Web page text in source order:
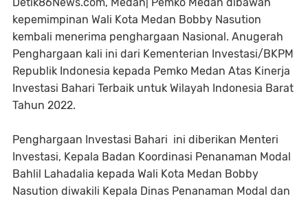
kepemimpinan Wali Kota Medan Bobby Nasution
kembali menerima penghargaan Nasional. Anugerah
Penghargaan kali ini dari Kementerian Investasi/BKPM
Republik Indonesia kepada Pemko Medan Atas Kinerja
Investasi Bahari Terbaik untuk Wilayah Indonesia Barat
Tahun 2022.
Penghargaan Investasi Bahari ini diberikan Menteri
Investasi, Kepala Badan Koordinasi Penanaman Modal
Bahlil Lahadalia kepada Wali Kota Medan Bobby
Nasution diwakili Kepala Dinas Penanaman Modal dan